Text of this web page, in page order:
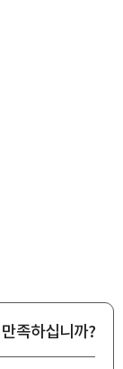
족하십니까?